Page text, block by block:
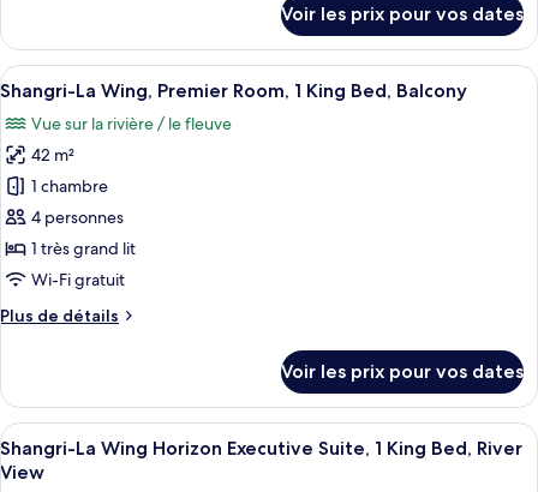
Chambre
«
Premier
»,
2
lits
une
place
le
type
de
chambre
Shangri-
La
Wing,
Chambre
«
Premier
»,
2
une
Voir les prix pour vos dates
Afficher
toutes
les
photos
pour
ce
type
de
chambre :
Shangri-
Room,
1
King
Une chambre d’hôtel avec un
8
Shangri-La Wing, Premier Room, 1 King Bed, Balcony
Vue sur la rivière / le fleuve
42 m²
1 chambre
4 personnes
1 très grand lit
Wi-Fi gratuit
Plus de détails
Plus
le
type
de
chambre
Voir les prix pour vos dates
Afficher
toutes
Une chambre d’hôtel avec un grand
6
Shangri-La Wing Horizon Executive Suite, 1 King Bed, River
View